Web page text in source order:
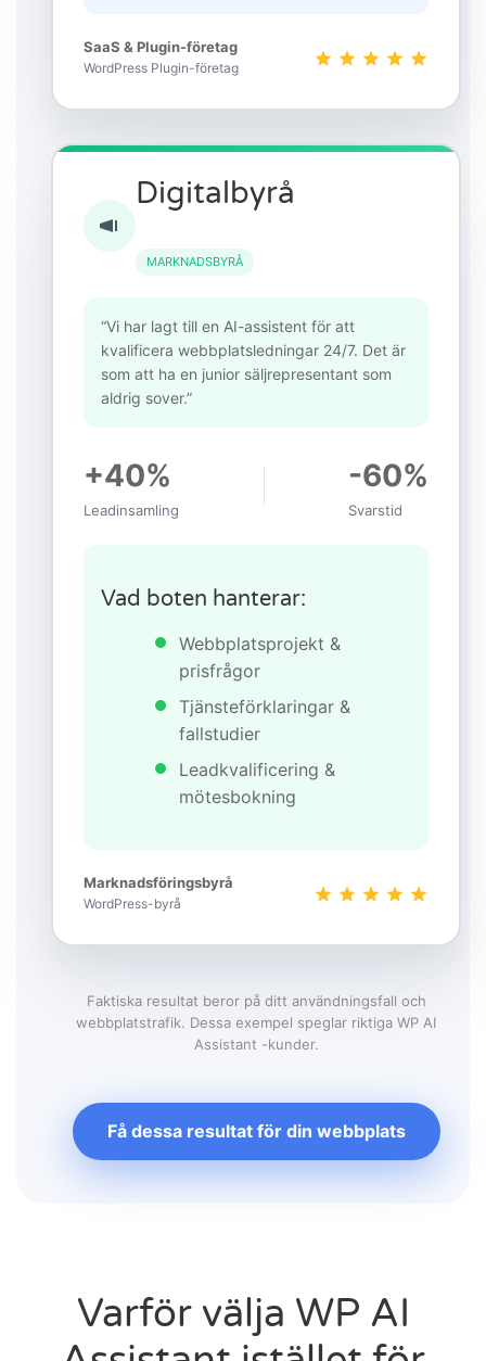
SaaS & Plugin-företag
WordPress Plugin-företag
Digitalbyrå
MARKNADSBYRÅ
“Vi har lagt till en AI-assistent för att
kvalificera webbplatsledningar 24/7. Det är
som att ha en junior säljrepresentant som
aldrig sover.”
+40%
Leadinsamling
-60%
Svarstid
Vad boten hanterar:
Webbplatsprojekt &
prisfrågor
Tjänsteförklaringar &
fallstudier
Leadkvalificering &
mötesbokning
Marknadsföringsbyrå
WordPress-byrå
Faktiska resultat beror på ditt användningsfall och
webbplatstrafik. Dessa exempel speglar riktiga WP AI
Assistant -kunder.
Få dessa resultat för din webbplats
Varför välja WP AI